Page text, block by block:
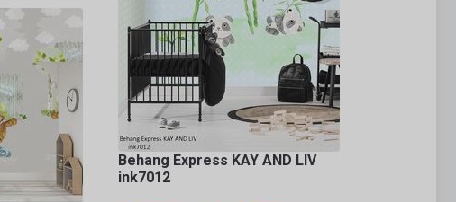
Behang Express KAY AND LIV
ink7012